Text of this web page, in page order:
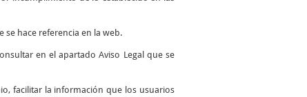
se hace referencia en la web.
en el apartado Aviso Legal que se
facilitar la información que los usuarios